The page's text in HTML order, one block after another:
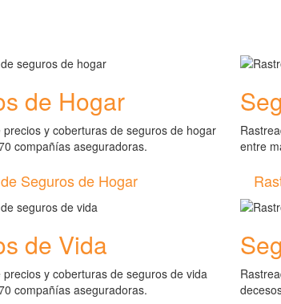
de Hogar
precios y coberturas de seguros de hogar
compañías aseguradoras.
Seguros de Hogar
entre
de Vida
precios y coberturas de seguros de vida
compañías aseguradoras.